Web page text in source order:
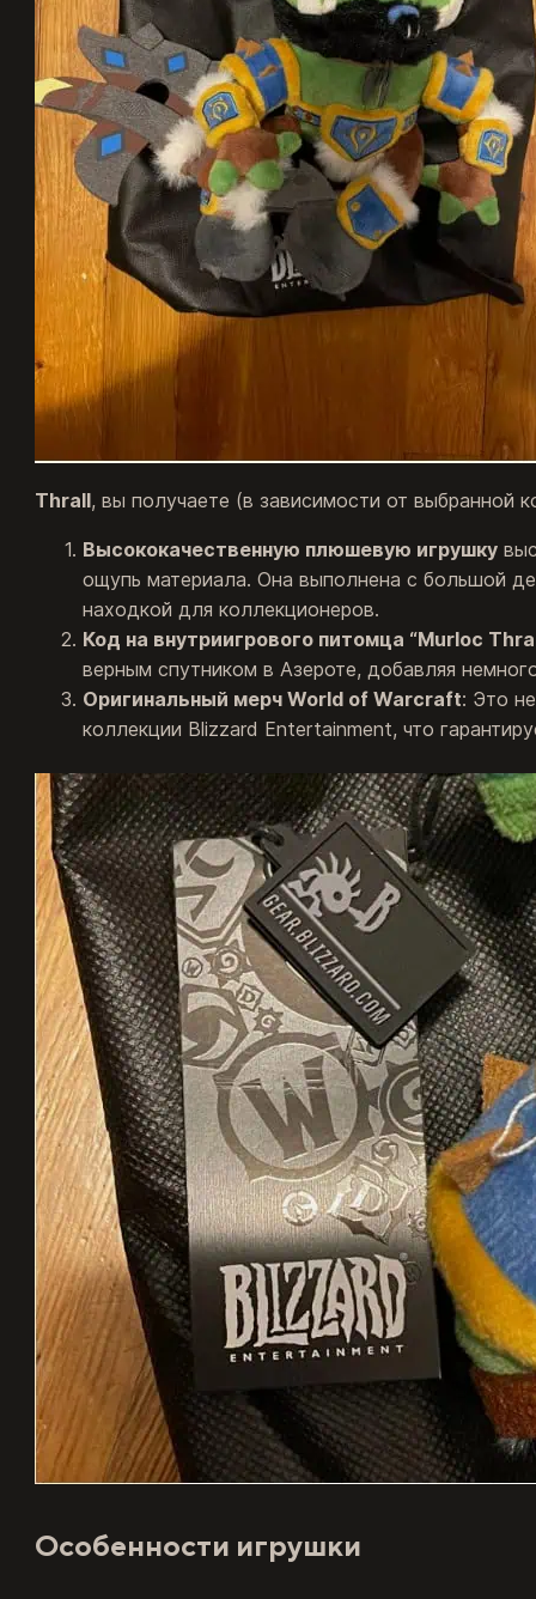
Thrall, вы получаете (в зависимости от выбранной
Высококачественную плюшевую игрушку
ощупь материала. Она выполнена с большой
находкой для коллекционеров.
Код на внутриигрового питомца “Murloc
верным спутником в Азероте, добавляя
Оригинальный мерч World of Warcraft: Это
коллекции Blizzard Entertainment, что
Особенности игрушки